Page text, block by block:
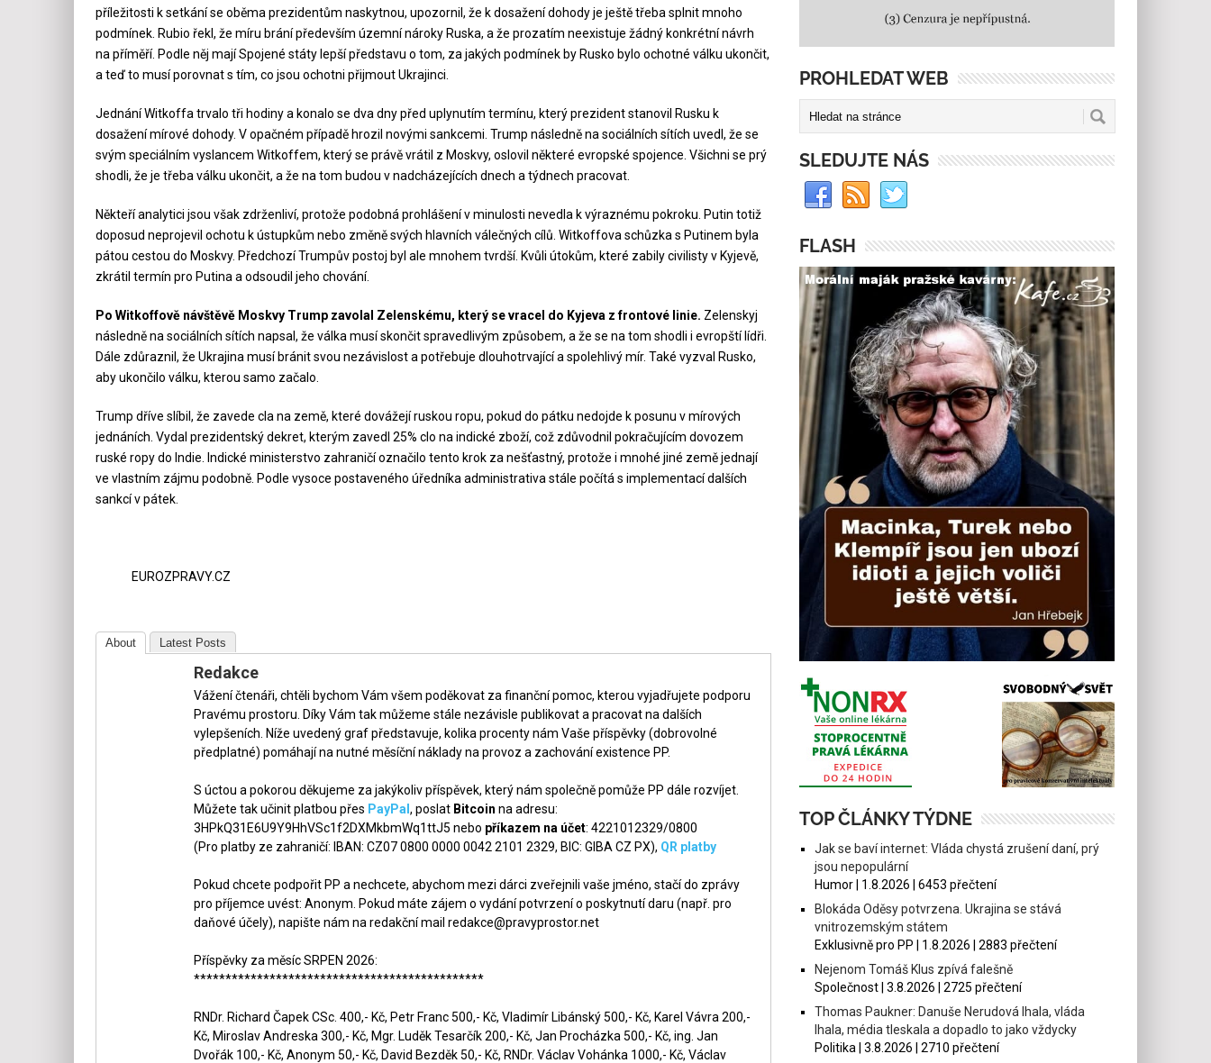
příležitosti k setkání se oběma prezidentům naskytnou, upozornil, že k dosažení dohody je ještě třeba splnit mnoho
podmínek. Rubio řekl, že míru brání především územní nároky Ruska, a že prozatím neexistuje žádný konkrétní návrh
na příměří. Podle něj mají Spojené státy lepší představu o tom, za jakých podmínek by Rusko bylo ochotné válku ukončit,
a teď to musí porovnat s tím, co jsou ochotni přijmout Ukrajinci.
Jednání Witkoffa trvalo tři hodiny a konalo se dva dny před uplynutím termínu, který prezident stanovil Rusku k
dosažení mírové dohody. V opačném případě hrozil novými sankcemi. Trump následně na sociálních sítích uvedl, že se
svým speciálním vyslancem Witkoffem, který se právě vrátil z Moskvy, oslovil některé evropské spojence. Všichni se prý
shodli, že je třeba válku ukončit, a že na tom budou v nadcházejících dnech a týdnech pracovat.
Někteří analytici jsou však zdrženliví, protože podobná prohlášení v minulosti nevedla k výraznému pokroku. Putin totiž
doposud neprojevil ochotu k ústupkům nebo změně svých hlavních válečných cílů. Witkoffova schůzka s Putinem byla
pátou cestou do Moskvy. Předchozí Trumpův postoj byl ale mnohem tvrdší. Kvůli útokům, které zabily civilisty v Kyjevě,
zkrátil termín pro Putina a odsoudil jeho chování.
Po Witkoffově návštěvě Moskvy Trump zavolal Zelenskému, který se vracel do Kyjeva z frontové linie. Zelenskyj
následně na sociálních sítích napsal, že válka musí skončit spravedlivým způsobem, a že se na tom shodli i evropští lídři.
Dále zdůraznil, že Ukrajina musí bránit svou nezávislost a potřebuje dlouhotrvající a spolehlivý mír. Také vyzval Rusko,
aby ukončilo válku, kterou samo začalo.
Trump dříve slíbil, že zavede cla na země, které dovážejí ruskou ropu, pokud do pátku nedojde k posunu v mírových
jednáních. Vydal prezidentský dekret, kterým zavedl 25% clo na indické zboží, což zdůvodnil pokračujícím dovozem
ruské ropy do Indie. Indické ministerstvo zahraničí označilo tento krok za nešťastný, protože i mnohé jiné země jednají
ve vlastním zájmu podobně. Podle vysoce postaveného úředníka administrativa stále počítá s implementací dalších
sankcí v pátek.
EUROZPRAVY.CZ
About Latest Posts
Redakce
Vážení čtenáři, chtěli bychom Vám všem poděkovat za finanční pomoc, kterou vyjadřujete podporu
Pravému prostoru. Díky Vám tak můžeme stále nezávisle publikovat a pracovat na dalších
vylepšeních. Níže uvedený graf představuje, kolika procenty nám Vaše příspěvky (dobrovolné
předplatné) pomáhají na nutné měsíční náklady na provoz a zachování existence PP.
S úctou a pokorou děkujeme za jakýkoliv příspěvek, který nám společně pomůže PP dále rozvíjet.
Můžete tak učinit platbou přes PayPal , poslat Bitcoin na adresu:
3HPkQ31E6U9Y9HhVSc1f2DXMkbmWq1ttJ5 nebo příkazem na účet: 4221012329/0800
(Pro platby ze zahraničí: IBAN: CZ07 0800 0000 0042 2101 2329, BIC: GIBA CZ PX), QR platby
Pokud chcete podpořit PP a nechcete, abychom mezi dárci zveřejnili vaše jméno, stačí do zprávy
pro příjemce uvést: Anonym. Pokud máte zájem o vydání potvrzení o poskytnutí daru (např. pro
daňové účely), napište nám na redakční mail redakce@pravyprostor.net
Příspěvky za měsíc SRPEN 2026:
**********************************************
RNDr. Richard Čapek CSc. 400,- Kč, Petr Franc 500,- Kč, Vladimír Libánský 500,- Kč, Karel Vávra 200,-
Kč, Miroslav Andreska 300,- Kč, Mgr. Luděk Tesarčík 200,- Kč, Jan Procházka 500,- Kč, ing. Jan
Dvořák 100,- Kč, Anonym 50,- Kč, David Bezděk 50,- Kč, RNDr. Václav Vohánka 1000,- Kč, Václav
PROHLEDAT WEB
SLEDUJTE NÁS
FLASH
TOP ČLÁNKY TÝDNE
Jak se baví internet: Vláda chystá zrušení daní, prý
jsou nepopulární
Humor | 1.8.2026 | 6453 přečtení
Blokáda Oděsy potvrzena. Ukrajina se stává
vnitrozemským státem
Exklusivně pro PP | 1.8.2026 | 2883 přečtení
Nejenom Tomáš Klus zpívá falešně
Společnost | 3.8.2026 | 2725 přečtení
Thomas Paukner: Danuše Nerudová lhala, vláda
lhala, média tleskala a dopadlo to jako vždycky
Politika | 3.8.2026 | 2710 přečtení